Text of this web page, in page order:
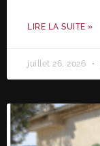
LIRE LA SUITE »
juillet 26, 2026